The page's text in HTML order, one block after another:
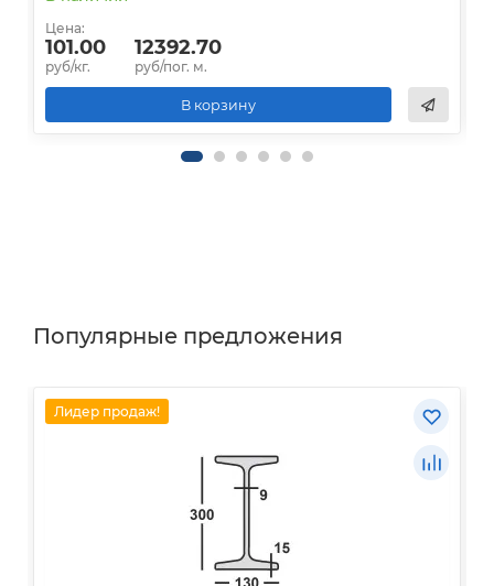
Цена:
101.00
руб/кг.
12392.70
руб/пог. м.
В корзину
Популярные предложения
Лидер продаж!